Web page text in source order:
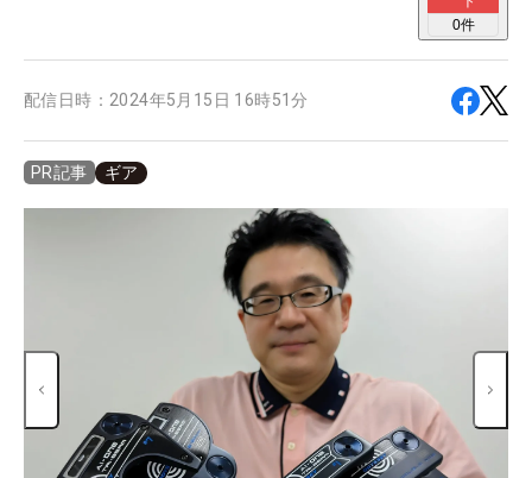
0件
配信日時： 2024年5月15日 16時51分
PR記事 ギア